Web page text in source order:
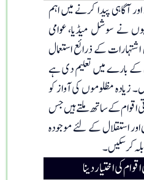
آگاہی پیدا کرنے میں اہم
نے سوشل میڈیا، عوامی
اشتہارات کے ذرائع استعمال
بارے میں تعلیم دی ہے
زیادہ مظلوموں کی آواز کو
اقوام کے ساتھ ملتے ہیں جس
استقلال کے لئے موجودہ
کر سکیں۔
کی اختیار دینا